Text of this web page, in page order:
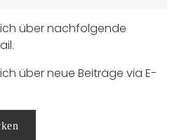
über nachfolgende
über neue Beiträge via E-